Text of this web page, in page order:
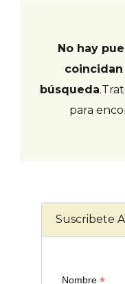
No hay
búsqueda.
para
Suscribete
Nombre